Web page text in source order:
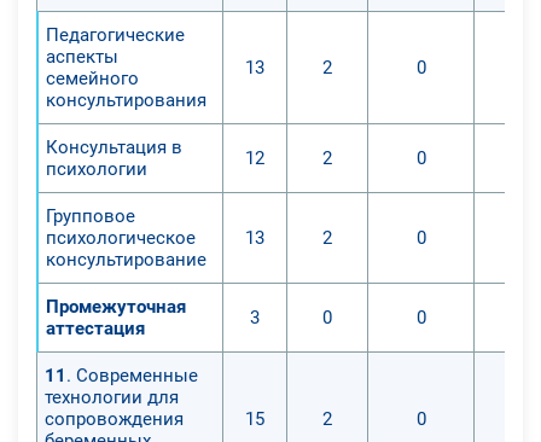
Педагогические
аспекты
семейного
консультирования
13 2 0
Консультация в
психологии
12 2 0
Групповое
психологическое
консультирование
13 2 0
Промежуточная
аттестация
3 0 0
11 . Современные
технологии для
сопровождения
15 2 0